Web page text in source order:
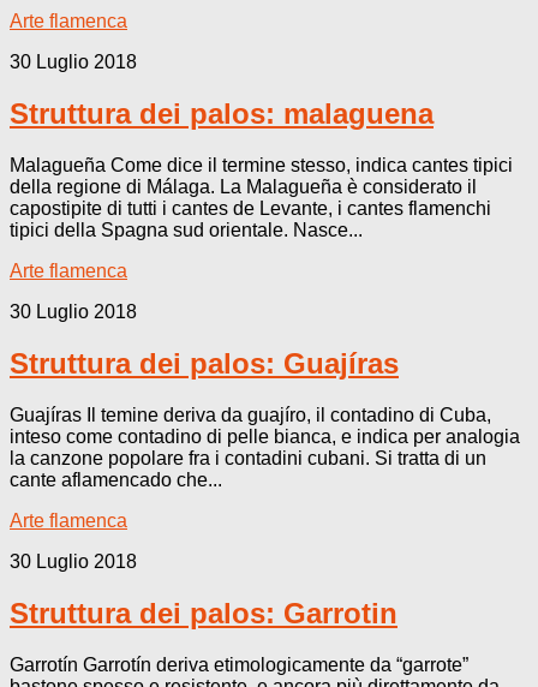
Arte flamenca
30 Luglio 2018
Struttura dei palos: malaguena
Malagueña Come dice il termine stesso, indica cantes tipici
della regione di Málaga. La Malagueña è considerato il
capostipite di tutti i cantes de Levante, i cantes flamenchi
tipici della Spagna sud orientale. Nasce...
Arte flamenca
30 Luglio 2018
Struttura dei palos: Guajíras
Guajíras Il temine deriva da guajíro, il contadino di Cuba,
inteso come contadino di pelle bianca, e indica per analogia
la canzone popolare fra i contadini cubani. Si tratta di un
cante aflamencado che...
Arte flamenca
30 Luglio 2018
Struttura dei palos: Garrotin
Garrotín Garrotín deriva etimologicamente da “garrote”